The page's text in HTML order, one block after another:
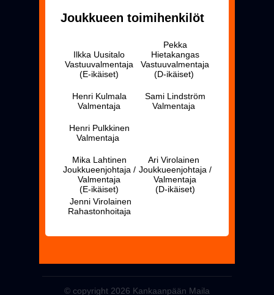
Joukkueen toimihenkilöt
Ilkka Uusitalo
Vastuuvalmentaja
(E-ikäiset)
Pekka
Hietakangas
Vastuuvalmentaja
(D-ikäiset)
Henri Kulmala
Valmentaja
Sami Lindström
Valmentaja
Henri Pulkkinen
Valmentaja
Mika Lahtinen
Joukkueenjohtaja /
Valmentaja
(E-ikäiset)
Ari Virolainen
Joukkueenjohtaja /
Valmentaja
(D-ikäiset)
Jenni Virolainen
Rahastonhoitaja
© copyright 2026 Kankaanpään Maila